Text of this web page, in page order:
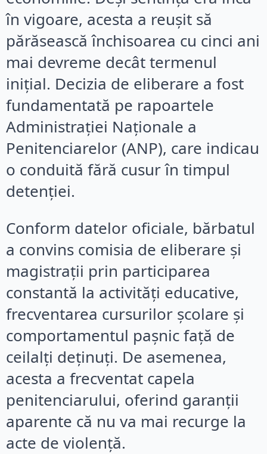
în vigoare, acesta a reușit să
părăsească închisoarea cu cinci ani
mai devreme decât termenul
inițial. Decizia de eliberare a fost
fundamentată pe rapoartele
Administrației Naționale a
Penitenciarelor (ANP), care indicau
o conduită fără cusur în timpul
detenției.
Conform datelor oficiale, bărbatul
a convins comisia de eliberare și
magistrații prin participarea
constantă la activități educative,
frecventarea cursurilor școlare și
comportamentul pașnic față de
ceilalți deținuți. De asemenea,
acesta a frecventat capela
penitenciarului, oferind garanții
aparente că nu va mai recurge la
acte de violență.